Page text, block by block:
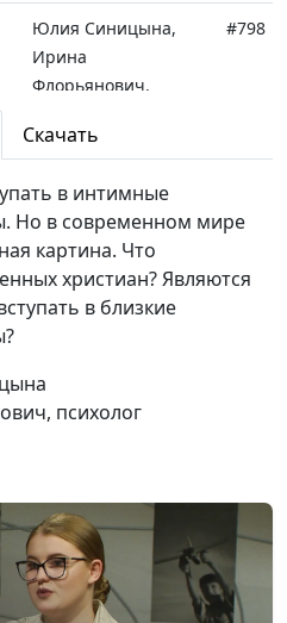
Юлия Синицына,
Ирина
Флорьянович,
#798
Юлия Синицына,
Ирина
Флорьянович,
психолог
#797
Юлия Синицына,
психолог
психолог
Юлия Синицына,
Ирина
#794
Скачать
в интимные
Но в современном мире
картина. Что
христиан? Являются
в близкие
психолог